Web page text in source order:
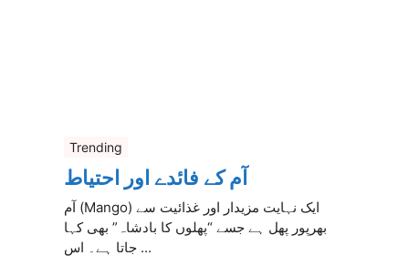
Trending
آم کے فائدے اور احتیاط
آم (Mango) ایک نہایت مزیدار اور غذائیت سے
بھرپور پھل ہے جسے “پھلوں کا بادشاہ” بھی کہا
جاتا ہے۔ اس ...